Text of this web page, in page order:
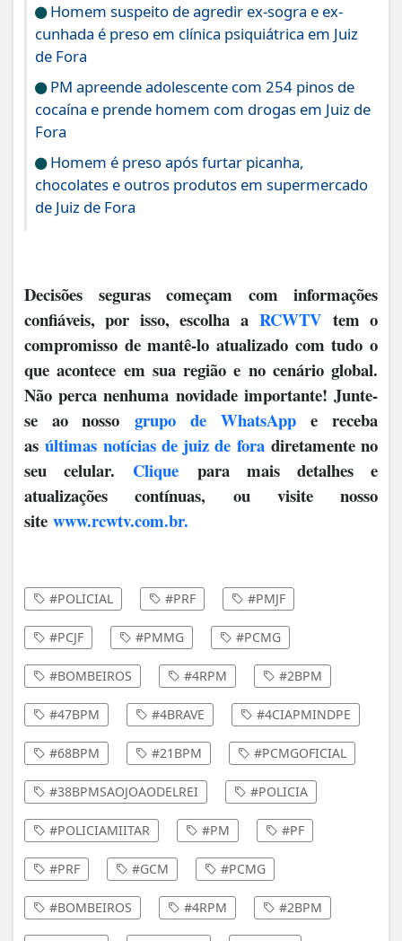
Homem suspeito de agredir ex-sogra e ex-
cunhada é preso em clínica psiquiátrica em Juiz
de Fora
PM apreende adolescente com 254 pinos de
cocaína e prende homem com drogas em Juiz de
Fora
Homem é preso após furtar picanha,
chocolates e outros produtos em supermercado
de Juiz de Fora
Decisões seguras começam com informações
confiáveis, por isso, escolha aRCWTV tem o
compromisso de mantê-lo atualizado com tudo o
que acontece em sua região e no cenário global.
Não perca nenhuma novidade importante! Junte-
se ao nossogrupo de WhatsAppe receba
asúltimas notícias de juiz de foradiretamente no
seu celular. Clique para mais detalhes e
atualizações contínuas, ou visite nosso
site www.rcwtv.com.br.
#POLICIAL #PRF #PMJF
#PCJF #PMMG #PCMG
#BOMBEIROS #4RPM #2BPM
#47BPM #4BRAVE #4CIAPMINDPE
#68BPM #21BPM #PCMGOFICIAL
#38BPMSAOJOAODELREI #POLICIA
#POLICIAMIITAR #PM #PF
#PRF #GCM #PCMG
#BOMBEIROS #4RPM #2BPM